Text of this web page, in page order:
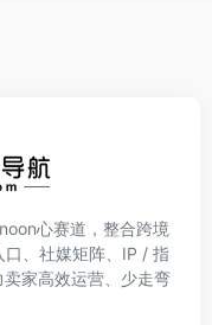
心赛道，整合跨境
口、社媒矩阵、IP / 指
家高效运营、少走弯